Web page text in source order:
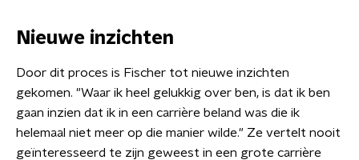
Nieuwe inzichten
Door dit proces is Fischer tot nieuwe inzichten
gekomen. "Waar ik heel gelukkig over ben, is dat ik ben
gaan inzien dat ik in een carrière beland was die ik
helemaal niet meer op die manier wilde." Ze vertelt nooit
geïnteresseerd te zijn geweest in een grote carrière